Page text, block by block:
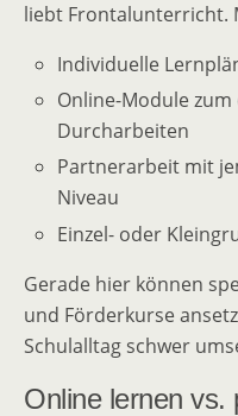
liebt Frontalunterricht.
Individuelle
Online-Module
Durcharbeiten
Partnerarbeit mit
Niveau
Einzel- oder
Gerade hier können
und Förderkurse
Schulalltag schwer
Online lernen vs.